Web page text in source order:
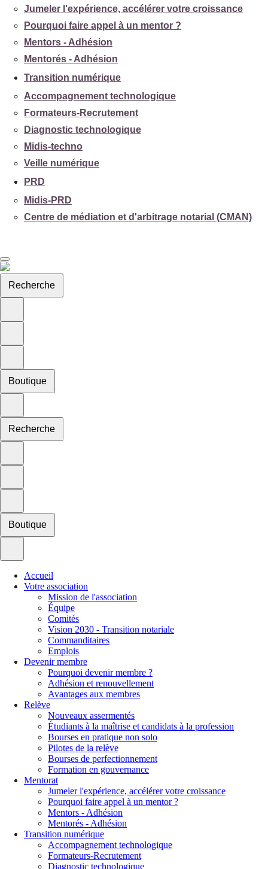
Jumeler l'expérience, accélérer votre croissance
Pourquoi faire appel à un mentor ?
Mentors - Adhésion
Mentorés - Adhésion
Transition numérique
Accompagnement technologique
Formateurs-Recrutement
Diagnostic technologique
Midis-techno
Veille numérique
PRD
Midis-PRD
Centre de médiation et d'arbitrage notarial (CMAN)
Recherche
Boutique
Recherche
Boutique
Accueil
Votre association
Mission de l'association
Équipe
Comités
Vision 2030 - Transition notariale
Commanditaires
Emplois
Devenir membre
Pourquoi devenir membre ?
Adhésion et renouvellement
Avantages aux membres
Relève
Nouveaux assermentés
Étudiants à la maîtrise et candidats à la profession
Bourses en pratique non solo
Pilotes de la relève
Bourses de perfectionnement
Formation en gouvernance
Mentorat
Jumeler l'expérience, accélérer votre croissance
Pourquoi faire appel à un mentor ?
Mentors - Adhésion
Mentorés - Adhésion
Transition numérique
Accompagnement technologique
Formateurs-Recrutement
Diagnostic technologique